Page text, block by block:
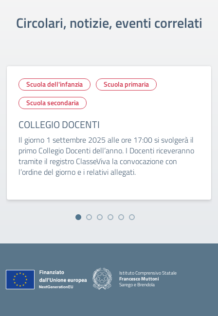
Circolari, notizie, eventi correlati
Scuola dell'infanzia
Scuola primaria
Scuola secondaria
COLLEGIO DOCENTI
Il giorno 1 settembre 2025 alle ore 17:00 si svolgerà il
primo Collegio Docenti dell’anno. I Docenti riceveranno
tramite il registro ClasseViva la convocazione con
l’ordine del giorno e i relativi allegati.
Istituto Comprensivo Statale
Francesco Muttoni
Sarego e Brendola
— Visita la pagina iniziale della scuola